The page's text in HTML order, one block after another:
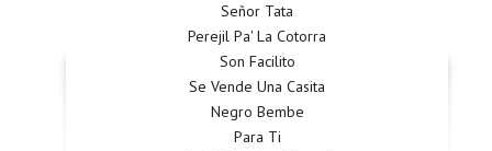
Señor Tata
Perejil Pa' La Cotorra
Son Facilito
Se Vende Una Casita
Negro Bembe
Para Ti